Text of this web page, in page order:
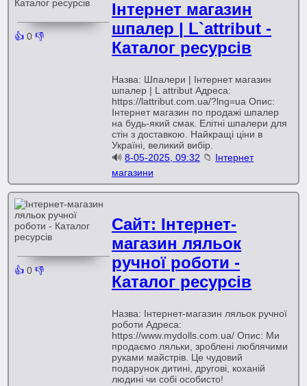
👍 0 👎
Інтернет магазин
шпалер | L`attribut -
Каталог ресурсів
Назва: Шпалери | Інтернет магазин
шпалер | L attribut Адреса:
https://lattribut.com.ua/?lng=ua Опис:
Інтернет магазин по продажі шпалер
на будь-який смак. Елітні шпалери для
стін з доставкою. Найкращі ціни в
Україні, великий вибір.
🔊8-05-2025, 09:32 📁 Інтернет
магазини
👍 0 👎
Сайт: Інтернет-
магазин ляльок
ручної роботи -
Каталог ресурсів
Назва: Інтернет-магазин ляльок ручної
роботи Адреса:
https://www.mydolls.com.ua/ Опис: Ми
продаємо ляльки, зроблені люблячими
руками майстрів. Це чудовий
подарунок дитині, другові, коханій
людині чи собі особисто!